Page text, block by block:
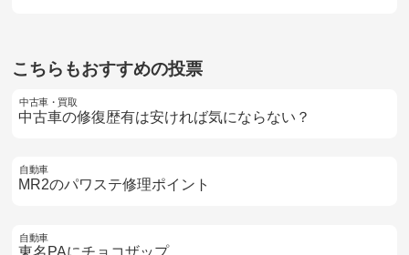
こちらもおすすめの投票
中古車・買取
中古車の修復歴有は安ければ気にならない？
自動車
MR2のパワステ修理ポイント
自動車